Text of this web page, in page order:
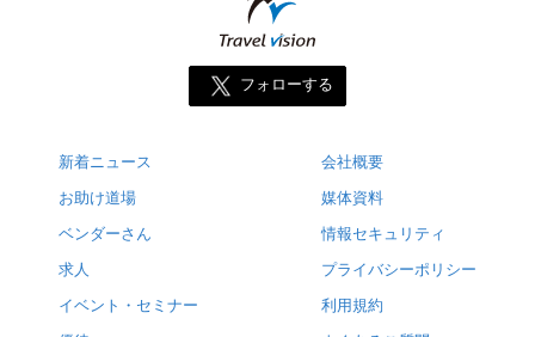
フォローする
新着ニュース
お助け道場
ベンダーさん
求人
イベント・セミナー
会社概要
媒体資料
情報セキュリティ
プライバシーポリシー
利用規約